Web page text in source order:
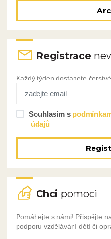
Registrace
Každý týden dostanete
Souhlasím s
údajů
Chci pomoci
Pomáhejte s námi! Přispějte
podporu vzdělávání dětí či